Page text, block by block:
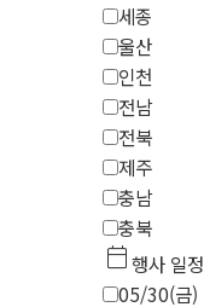
세종
울산
인천
전남
전북
제주
충남
충북
calendar_today행사 일정
05/30(금)